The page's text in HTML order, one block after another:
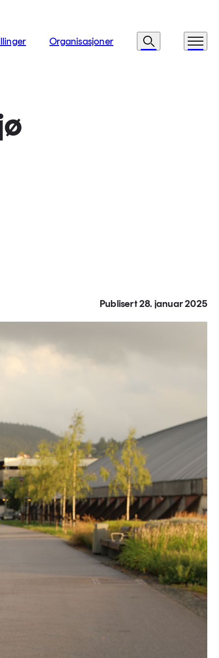
Organisasjoner Søk Meny
Publisert 28. januar 2025